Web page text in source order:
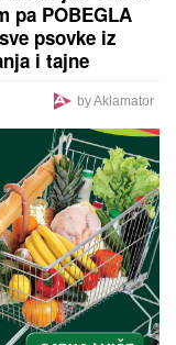
Ovako
za sve